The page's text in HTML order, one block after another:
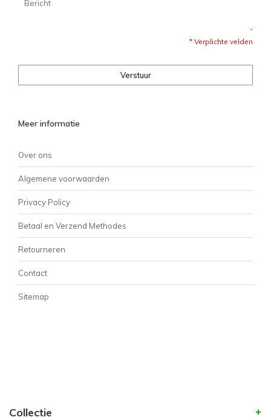
* Verplichte velden
Verstuur
Meer informatie
Over ons
Algemene voorwaarden
Privacy Policy
Betaal en Verzend Methodes
Retourneren
Contact
Sitemap
Collectie